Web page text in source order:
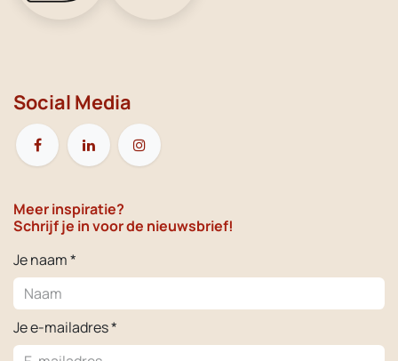
Social Media
Meer inspiratie?
Schrijf je in voor de nieuwsbrief!
Je naam *
Je e-mailadres *